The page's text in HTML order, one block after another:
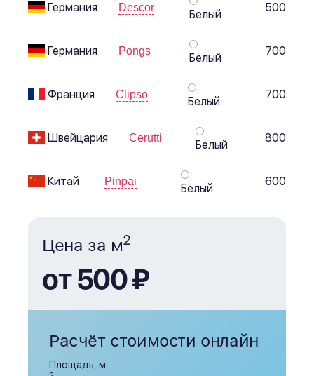
Германия Descor
Белый 500
Германия Pongs
Белый 700
Франция Clipso
Белый 700
Швейцария Cerutti
Белый 800
Китай Pinpai
Белый 600
Цена за м2
от 500 ₽
Расчёт стоимости онлайн
Площадь, м